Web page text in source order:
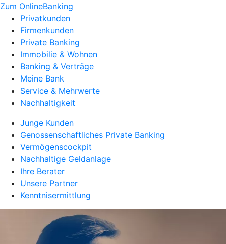
Zum OnlineBanking
Privatkunden
Firmenkunden
Private Banking
Immobilie & Wohnen
Banking & Verträge
Meine Bank
Service & Mehrwerte
Nachhaltigkeit
Junge Kunden
Genossenschaftliches Private Banking
Vermögenscockpit
Nachhaltige Geldanlage
Ihre Berater
Unsere Partner
Kenntnisermittlung